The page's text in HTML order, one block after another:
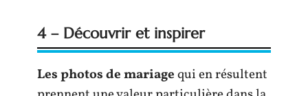
4 – Découvrir et inspirer
Les photos de mariagequi en résultent